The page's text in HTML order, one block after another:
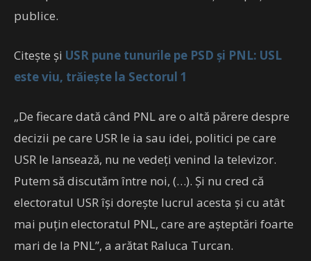
publice.
Citește și USR pune tunurile pe PSD și PNL: USL
este viu, trăiește la Sectorul 1
„De fiecare dată când PNL are o altă părere despre
decizii pe care USR le ia sau idei, politici pe care
USR le lansează, nu ne vedeţi venind la televizor.
Putem să discutăm între noi, (…). Şi nu cred că
electoratul USR îşi doreşte lucrul acesta şi cu atât
mai puţin electoratul PNL, care are aşteptări foarte
mari de la PNL”, a arătat Raluca Turcan.